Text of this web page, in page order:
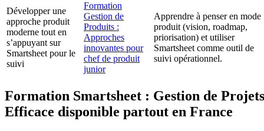
Développer une
approche produit
moderne tout en
s’appuyant sur
Smartsheet pour le
suivi
Formation
Gestion de
Produits :
Approches
innovantes pour
chef de produit
junior
Apprendre à penser en mode
produit (vision, roadmap,
priorisation) et utiliser
Smartsheet comme outil de
suivi opérationnel.
Formation Smartsheet : Gestion de Projets
Efficace disponible partout en France